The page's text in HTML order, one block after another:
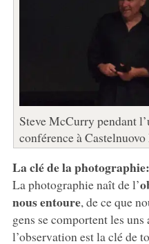
Steve McCurry pendant
conférence à
La clé de la
La photographie naît de l’
nous entoure, de ce que
gens se comportent les uns
l’observation est la clé de